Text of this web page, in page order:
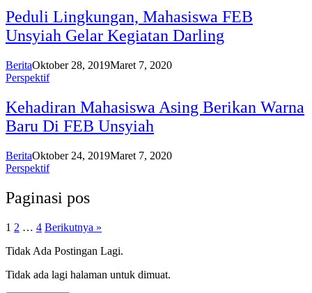
Peduli Lingkungan, Mahasiswa FEB
Unsyiah Gelar Kegiatan Darling
BeritaOktober 28, 2019Maret 7, 2020
Perspektif
Kehadiran Mahasiswa Asing Berikan Warna
Baru Di FEB Unsyiah
BeritaOktober 24, 2019Maret 7, 2020
Perspektif
Paginasi pos
1 2 … 4 Berikutnya »
Tidak Ada Postingan Lagi.
Tidak ada lagi halaman untuk dimuat.